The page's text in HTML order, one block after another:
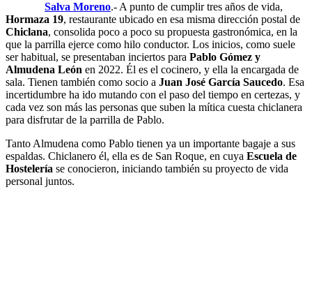
Salva Moreno.- A punto de cumplir tres años de vida,
Hormaza 19, restaurante ubicado en esa misma dirección postal de
Chiclana, consolida poco a poco su propuesta gastronómica, en la
que la parrilla ejerce como hilo conductor. Los inicios, como suele
ser habitual, se presentaban inciertos para Pablo Gómez y
Almudena León en 2022. Él es el cocinero, y ella la encargada de
sala. Tienen también como socio a Juan José García Saucedo. Esa
incertidumbre ha ido mutando con el paso del tiempo en certezas, y
cada vez son más las personas que suben la mítica cuesta chiclanera
para disfrutar de la parrilla de Pablo.
Tanto Almudena como Pablo tienen ya un importante bagaje a sus
espaldas. Chiclanero él, ella es de San Roque, en cuya Escuela de
Hostelería se conocieron, iniciando también su proyecto de vida
personal juntos.